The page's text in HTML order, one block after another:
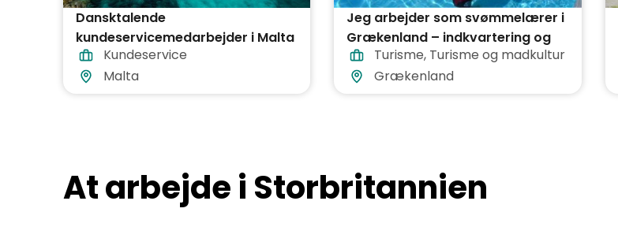
Dansktalende
kundeservicemedarbejder i Malta
(inkl. fly og logi)
Kundeservice
Malta
Jeg arbejder som svømmelærer i
Grækenland – indkvartering og
måltider er inkluderet i prisen
Turisme, Turisme og madkultur
Grækenland
At arbejde i Storbritannien